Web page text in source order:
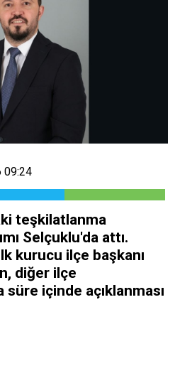
09:24
teşkilatlanma
Selçuklu'da attı.
kurucu ilçe başkanı
diğer ilçe
süre içinde açıklanması